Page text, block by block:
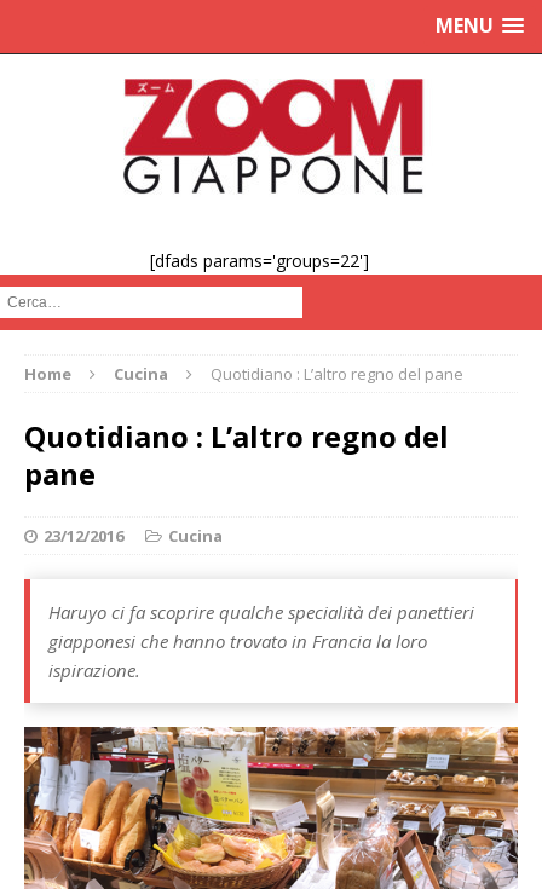
MENU
[dfads params='groups=22']
Cerca :
Home Cucina Quotidiano : L’altro regno del pane
Quotidiano : L’altro regno del
pane
23/12/2016 Cucina
Haruyo ci fa scoprire qualche specialità dei panettieri
giapponesi che hanno trovato in Francia la loro
ispirazione.